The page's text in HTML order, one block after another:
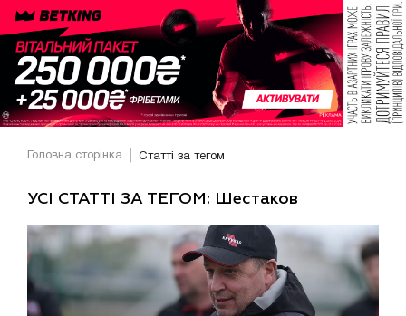
Головна сторінка Статті за тегом
УСІ СТАТТІ ЗА ТЕГОМ: Шестаков